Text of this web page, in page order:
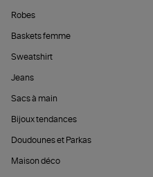
Robes
Baskets femme
Sweatshirt
Jeans
Sacs à main
Bijoux tendances
Doudounes et Parkas
Maison déco